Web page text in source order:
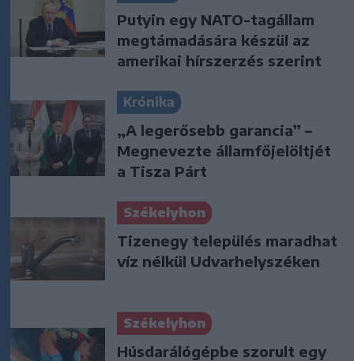
Putyin egy NATO-tagállam
megtámadására készül az
amerikai hírszerzés szerint
Krónika
„A legerősebb garancia” –
Megnevezte államfőjelöltjét
a Tisza Párt
Székelyhon
Tizenegy település maradhat
víz nélkül Udvarhelyszéken
Székelyhon
Húsdarálógépbe szorult egy